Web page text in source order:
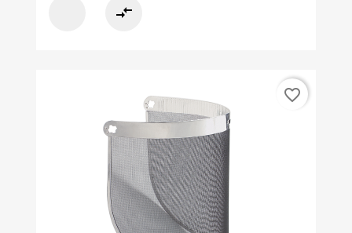
compare_arrows
favorite_border